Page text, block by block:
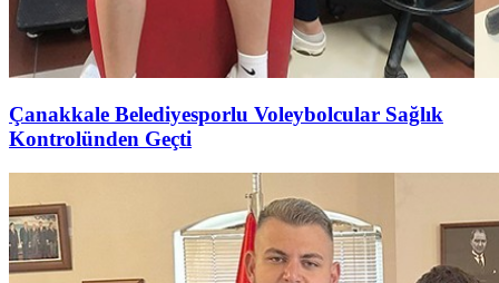
Çanakkale Belediyesporlu Voleybolcular Sağlık
Kontrolünden Geçti